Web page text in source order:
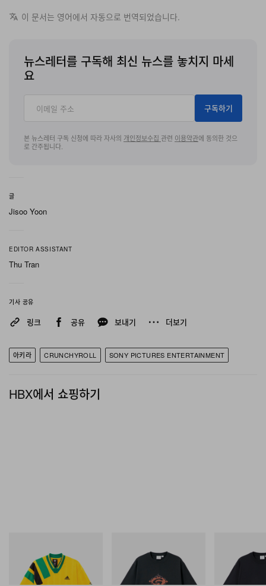
이 문서는 영어에서 자동으로 번역되었습니다.
뉴스레터를 구독해 최신 뉴스를 놓치지 마세
요
구독하기
본 뉴스레터 구독 신청에 따라 자사의 개인정보수집 관련 이용약관에 동의한 것으
로 간주됩니다.
글
Jisoo Yoon
EDITOR ASSISTANT
Thu Tran
기사 공유
링크 공유 보내기 더보기
아키라 CRUNCHYROLL SONY PICTURES ENTERTAINMENT
HBX에서 쇼핑하기
Adidas Originals X Brain
Dead Disney Football Jersey
쇼핑하기
Flame Tee
쇼핑하기
One Point
쇼핑하기